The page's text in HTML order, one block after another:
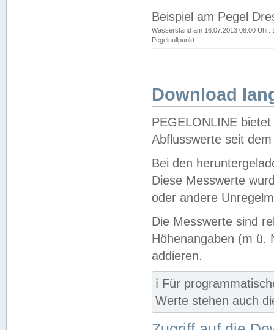
Beispiel am Pegel
Wasserstand am 16.07.2013 08:00 Uhr:
Pegelnullpunkt
Download
PEGELONLINE
Abflusswerte seit
Bei den
Diese Messwerte
oder andere
Die Messwerte sind
Höhenangaben (m ü.
addieren.
ℹ️ Für
Werte stehen auch